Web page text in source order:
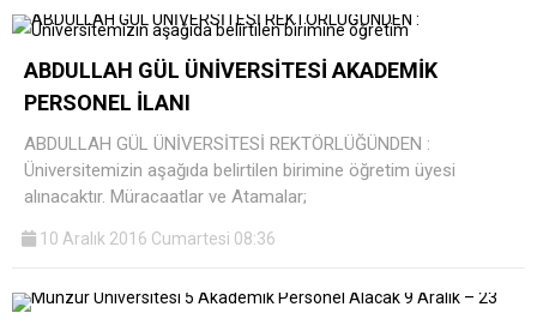
ABDULLAH GÜL ÜNİVERSİTESİ AKADEMİK
PERSONEL İLANI
ABDULLAH GÜL ÜNİVERSİTESİ REKTÖRLÜĞÜNDEN :
Üniversitemizin aşağıda belirtilen birimine öğretim üyesi
alınacaktır. Müracaatlar ve Atamalar;
10 Aralık 2016 Cumartesi 08:36